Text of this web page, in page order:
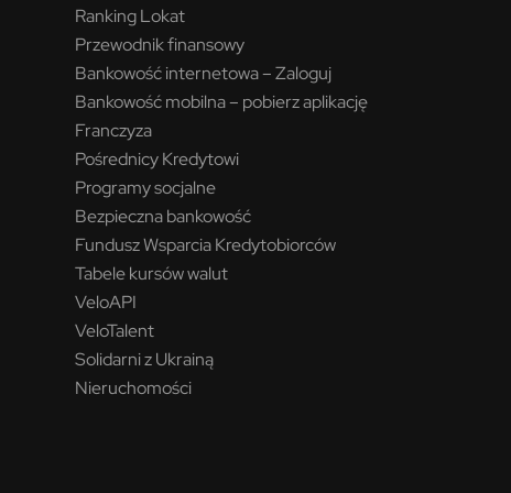
Ranking Lokat
Przewodnik finansowy
Bankowość internetowa – Zaloguj
Bankowość mobilna – pobierz aplikację
Franczyza
Pośrednicy Kredytowi
Programy socjalne
Bezpieczna bankowość
Fundusz Wsparcia Kredytobiorców
Tabele kursów walut
VeloAPI
VeloTalent
Solidarni z Ukrainą
Nieruchomości